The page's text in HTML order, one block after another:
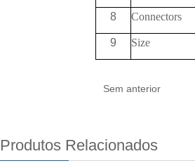
8 Connectors
9 Size
Sem anterior
Produtos Relacionados